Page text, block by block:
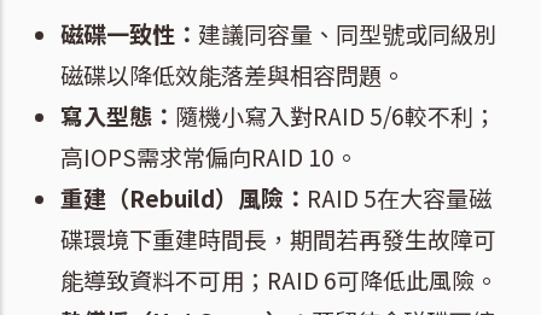
磁碟一致性： 建議同容量、同型號或同級別
磁碟以降低效能落差與相容問題。
寫入型態： 隨機小寫入對RAID 5/6較不利；
高IOPS需求常偏向RAID 10。
重建（Rebuild）風險： RAID 5在大容量磁
碟環境下重建時間長，期間若再發生故障可
能導致資料不可用；RAID 6可降低此風險。